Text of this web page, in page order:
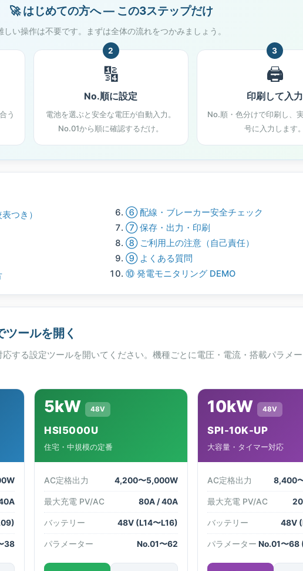
🚀 はじめての方へ ― この3ステップだけ
しい操作は不要です。まずは全体の流れをつかみましょう。
う
2
🔢
No.順に設定
電池を選ぶと安全な電圧が自動入力。
No.01から順に確認するだけ。
3
🖨️
印刷して入力
No.順・色分けで印刷し、
号に入力します。
つき）
⑥ 配線・ブレーカー安全チェック
⑦ 保存・出力・印刷
⑧ ご利用上の注意（自己責任）
⑨ よくある質問
⑩ 発電モニタリング DEMO
ールを開く
する設定ツールを開いてください。機種ごとに電圧・電流・搭載パラメ
38
5kW 48V
HSI5000U
住宅・中規模の定番
AC定格出力 4,200〜5,000W
最大充電 PV/AC 80A / 40A
バッテリー 48V (L14〜L16)
パラメーター No.01〜62
10kW 48V
SPI-10K-UP
大容量・タイマー対応
AC定格出力 8,400
最大充電 PV/AC
バッテリー 48V
パラメーター No.01〜68